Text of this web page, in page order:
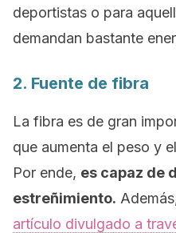
deportistas o para
demandan bastante
2. Fuente de fibra
La fibra es de gran
que aumenta el peso y
Por ende, es capaz de
estreñimiento.
artículo divulgado a